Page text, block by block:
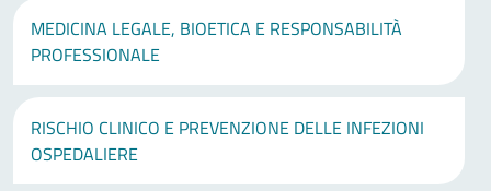
MEDICINA LEGALE, BIOETICA E RESPONSABILITÀ
PROFESSIONALE
RISCHIO CLINICO E PREVENZIONE DELLE INFEZIONI
OSPEDALIERE